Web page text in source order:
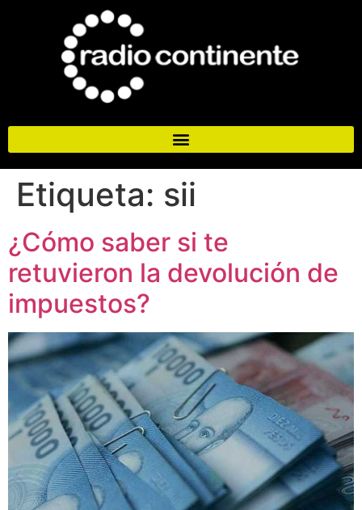
Etiqueta: sii
¿Cómo saber si te
retuvieron la devolución de
impuestos?